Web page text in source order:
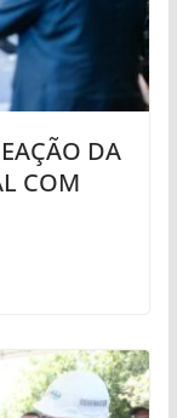
DA
COM